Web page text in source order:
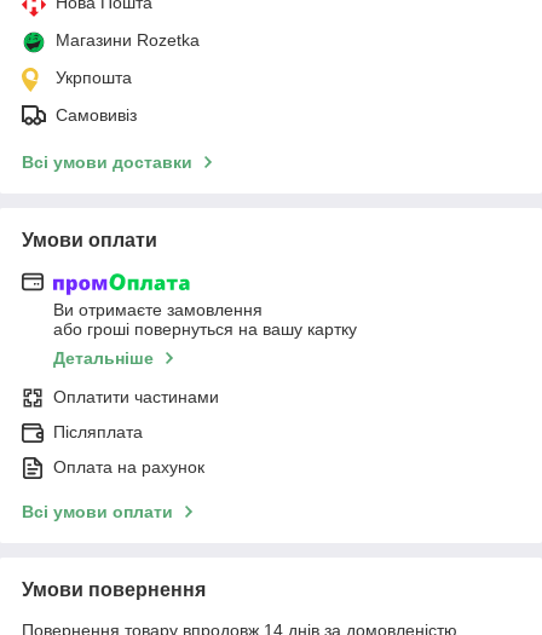
Магазини Rozetka
Укрпошта
Самовивіз
Всі умови доставки
Умови оплати
Ви отримаєте замовлення
або гроші повернуться на вашу картку
Детальніше
Оплатити частинами
Післяплата
Оплата на рахунок
Всі умови оплати
Умови повернення
Повернення товару впродовж 14 днів за домовленістю